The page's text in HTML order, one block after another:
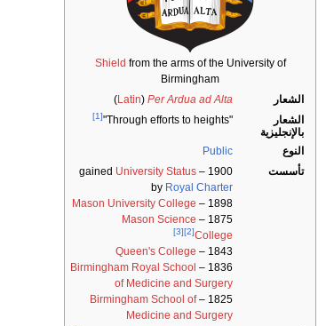
Shield from the arms of the University of
Birmingham
الشعار
Per Ardua ad Alta
(
Latin
)
الشعار
بالإنجليزية
"Through efforts to heights"
[1]
النوع
Public
تأسست
1900 – gained
University Status
by Royal Charter
1898 –
Mason University College
1875 –
Mason Science
College
[2]
[3]
1843 –
Queen's College
1836 –
Birmingham Royal School
of Medicine and Surgery
1825 –
Birmingham School of
Medicine and Surgery